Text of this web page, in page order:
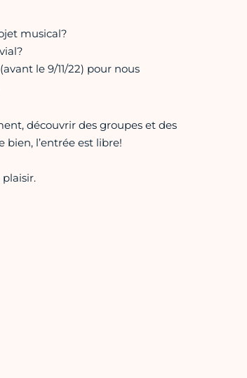
musical?
(avant le 9/11/22) pour nous
découvrir des groupes et des
l’entrée est libre!